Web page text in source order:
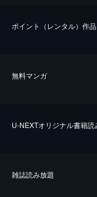
ポイント（レンタル）作品
無料マンガ
U-NEXTオリジナル書籍読
雑誌読み放題